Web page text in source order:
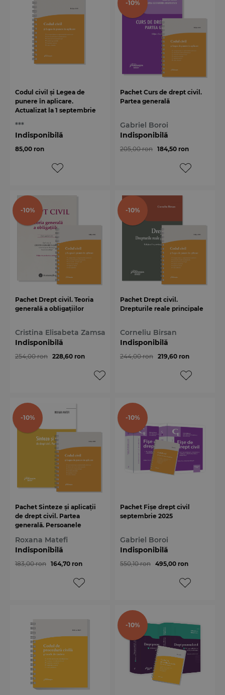
Codul civil și Legea de
punere în aplicare.
Actualizat la 1 septembrie
***
Indisponibilă
85,00 ron
-10%
Pachet Curs de drept civil.
Partea generală
Gabriel Boroi
Indisponibilă
205,00 ron 184,50 ron
-10%
Pachet Drept civil. Teoria
generală a obligațiilor
Cristina Elisabeta Zamsa
Indisponibilă
254,00 ron 228,60 ron
-10%
Pachet Drept civil.
Drepturile reale principale
Corneliu Birsan
Indisponibilă
244,00 ron 219,60 ron
-10%
Pachet Sinteze și aplicații
de drept civil. Partea
generală. Persoanele
Roxana Matefi
Indisponibilă
183,00 ron 164,70 ron
-10%
Pachet Fișe drept civil
septembrie 2025
Gabriel Boroi
Indisponibilă
550,10 ron 495,00 ron
-10%